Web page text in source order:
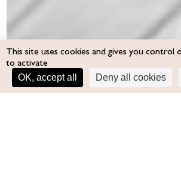
This site uses cookies and gives you
to activate
OK, accept all Deny all cookies